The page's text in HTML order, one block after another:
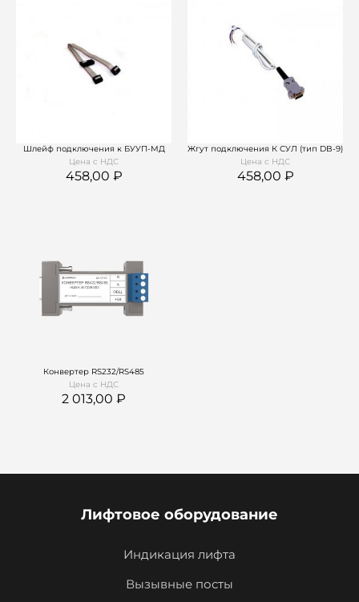
Шлейф подключения к БУУП-МД
Цена с НДС
458,00
Жгут подключения К СУЛ (тип DB-9)
Цена с НДС
458,00
Конвертер RS232/RS485
Цена с НДС
2 013,00
Лифтовое оборудование
Индикация лифта
Вызывные посты